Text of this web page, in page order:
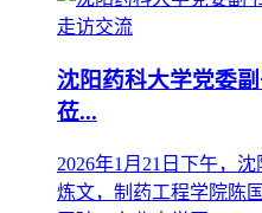
沈阳药科大学党委
莅...
2026年1月21日下午，
炼文，制药工程学院陈